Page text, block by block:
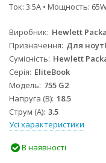
Ток: 3.5A • Мощность:
Виробник Hewlett
Призначення Для
Сумісність Hewlett
Серія EliteBook
Модель 755 G2
Напруга (В) 18.5
Струм (А) 3.5
Усі характеристики
В наявності